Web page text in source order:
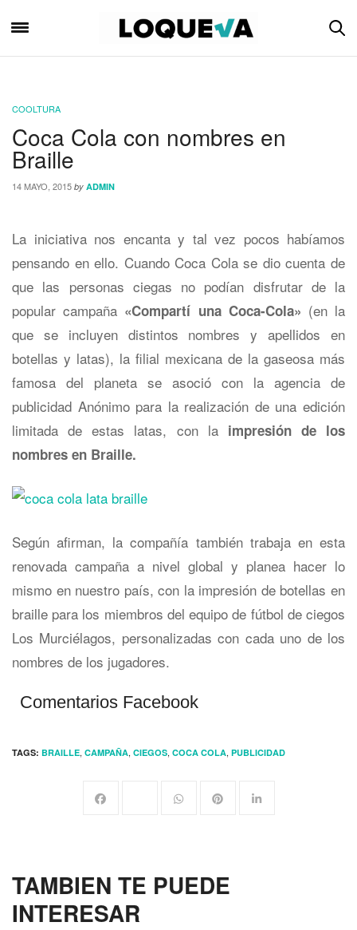
COOLTURA
Coca Cola con nombres en
Braille
14 MAYO, 2015 by ADMIN
La iniciativa nos encanta y tal vez pocos habíamos
pensando en ello. Cuando Coca Cola se dio cuenta de
que las personas ciegas no podían disfrutar de la
popular campaña «Compartí una Coca-Cola» (en la
que se incluyen distintos nombres y apellidos en
botellas y latas), la filial mexicana de la gaseosa más
famosa del planeta se asoció con la agencia de
publicidad Anónimo para la realización de una edición
limitada de estas latas, con la impresión de los
nombres en Braille.
Según afirman, la compañía también trabaja en esta
renovada campaña a nivel global y planea hacer lo
mismo en nuestro país, con la impresión de botellas en
braille para los miembros del equipo de fútbol de ciegos
Los Murciélagos, personalizadas con cada uno de los
nombres de los jugadores.
Comentarios Facebook
TAGS: BRAILLE, CAMPAÑA, CIEGOS, COCA COLA, PUBLICIDAD
TAMBIEN TE PUEDE
INTERESAR